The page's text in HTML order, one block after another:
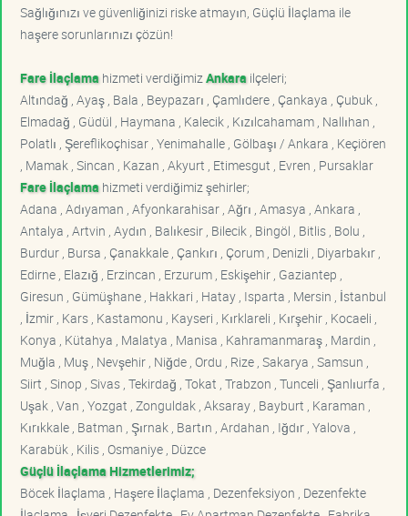
Sağlığınızı ve güvenliğinizi riske atmayın, Güçlü İlaçlama ile
haşere sorunlarınızı çözün!
Fare İlaçlama hizmeti verdiğimiz Ankara ilçeleri;
Altındağ , Ayaş , Bala , Beypazarı , Çamlıdere , Çankaya , Çubuk ,
Elmadağ , Güdül , Haymana , Kalecik , Kızılcahamam , Nallıhan ,
Polatlı , Şereflikoçhisar , Yenimahalle , Gölbaşı / Ankara , Keçiören
, Mamak , Sincan , Kazan , Akyurt , Etimesgut , Evren , Pursaklar
Fare İlaçlama hizmeti verdiğimiz şehirler;
Adana , Adıyaman , Afyonkarahisar , Ağrı , Amasya , Ankara ,
Antalya , Artvin , Aydın , Balıkesir , Bilecik , Bingöl , Bitlis , Bolu ,
Burdur , Bursa , Çanakkale , Çankırı , Çorum , Denizli , Diyarbakır ,
Edirne , Elazığ , Erzincan , Erzurum , Eskişehir , Gaziantep ,
Giresun , Gümüşhane , Hakkari , Hatay , Isparta , Mersin , İstanbul
, İzmir , Kars , Kastamonu , Kayseri , Kırklareli , Kırşehir , Kocaeli ,
Konya , Kütahya , Malatya , Manisa , Kahramanmaraş , Mardin ,
Muğla , Muş , Nevşehir , Niğde , Ordu , Rize , Sakarya , Samsun ,
Siirt , Sinop , Sivas , Tekirdağ , Tokat , Trabzon , Tunceli , Şanlıurfa ,
Uşak , Van , Yozgat , Zonguldak , Aksaray , Bayburt , Karaman ,
Kırıkkale , Batman , Şırnak , Bartın , Ardahan , Iğdır , Yalova ,
Karabük , Kilis , Osmaniye , Düzce
Güçlü İlaçlama Hizmetlerimiz;
Böcek İlaçlama , Haşere İlaçlama , Dezenfeksiyon , Dezenfekte